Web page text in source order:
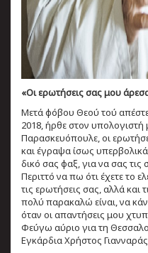
«Οι ερωτήσεις σας μου
Μετά φόβου Θεού τού
2018, ήρθε στον υπολογιστή
Παρασκευόπουλε, οι
και έγραψα ίσως
δικό σας φαξ, για να σας
Περιττό να πω ότι έχετε το
τις ερωτήσεις σας, αλλά και
πολύ παρακαλώ είναι, να
όταν οι απαντήσεις μου
Φεύγω αύριο για τη
Εγκάρδια Χρήστος